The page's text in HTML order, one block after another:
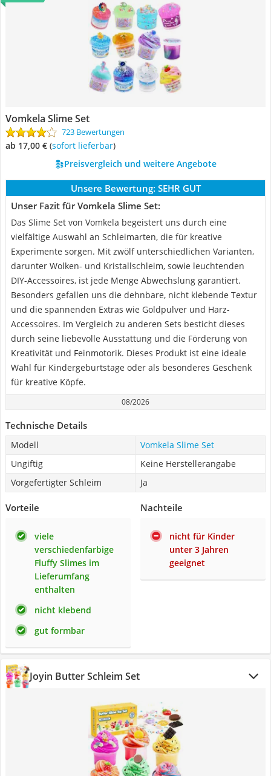
Vomkela Slime Set
723 Bewertungen
ab 17,00 € ( Sofort lieferbar)
Preisvergleich und weitere Angebote
Unsere Bewertung: SEHR GUT
Unser Fazit für Vomkela Slime Set:
Das Slime Set von Vomkela begeistert uns durch eine
vielfältige Auswahl an Schleimarten, die für kreative
Experimente sorgen. Mit zwölf unterschiedlichen Varianten,
darunter Wolken- und Kristallschleim, sowie leuchtenden
DIY-Accessoires, ist jede Menge Abwechslung garantiert.
Besonders gefallen uns die dehnbare, nicht klebende Textur
und die spannenden Extras wie Goldpulver und Harz-
Accessoires. Im Vergleich zu anderen Sets besticht dieses
durch seine liebevolle Ausstattung und die Förderung von
Kreativität und Feinmotorik. Dieses Produkt ist eine ideale
Wahl für Kindergeburtstage oder als besonderes Geschenk
für kreative Köpfe.
08/2026
Technische Details
Modell
Vomkela Slime Set
Ungiftig
Keine Herstellerangabe
Vorgefertigter Schleim
Ja
Vorteile
viele
verschiedenfarbige
Fluffy Slimes im
Lieferumfang
enthalten
nicht klebend
gut formbar
Nachteile
nicht für Kinder
unter 3 Jahren
geeignet
Joyin Butter Schleim Set